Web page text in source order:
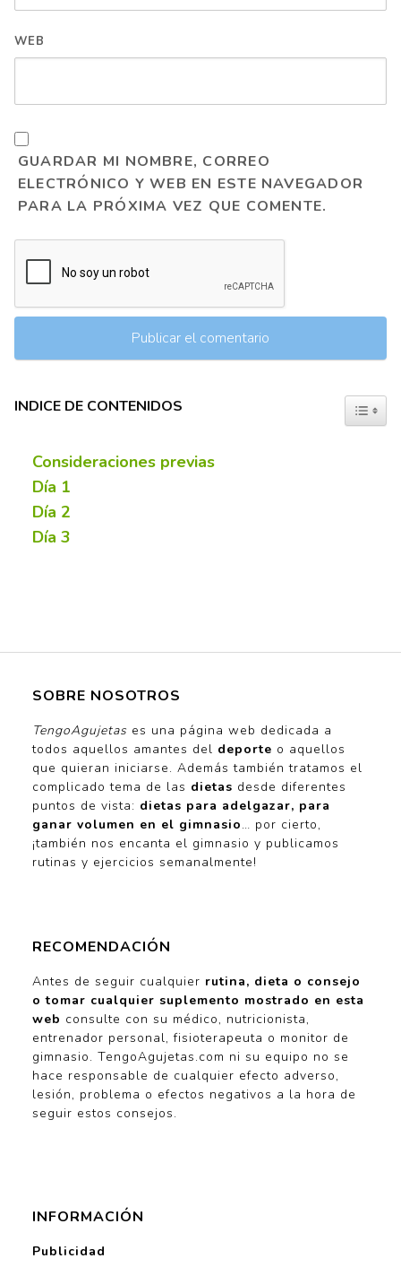
WEB
GUARDAR MI NOMBRE, CORREO
ELECTRÓNICO Y WEB EN ESTE NAVEGADOR
PARA LA PRÓXIMA VEZ QUE COMENTE.
INDICE DE CONTENIDOS
Consideraciones previas
Día 1
Día 2
Día 3
SOBRE NOSOTROS
TengoAgujetas es una página web dedicada a
todos aquellos amantes del deporte o aquellos
que quieran iniciarse. Además también tratamos el
complicado tema de las dietas desde diferentes
puntos de vista: dietas para adelgazar, para
ganar volumen en el gimnasio… por cierto,
¡también nos encanta el gimnasio y publicamos
rutinas y ejercicios semanalmente!
RECOMENDACIÓN
Antes de seguir cualquier rutina, dieta o consejo
o tomar cualquier suplemento mostrado en esta
web consulte con su médico, nutricionista,
entrenador personal, fisioterapeuta o monitor de
gimnasio. TengoAgujetas.com ni su equipo no se
hace responsable de cualquier efecto adverso,
lesión, problema o efectos negativos a la hora de
seguir estos consejos.
INFORMACIÓN
Publicidad